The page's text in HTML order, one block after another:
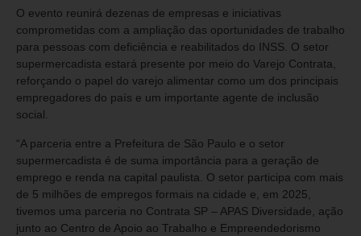
O evento reunirá dezenas de empresas e iniciativas
comprometidas com a ampliação das oportunidades de trabalho
para pessoas com deficiência e reabilitados do INSS. O setor
supermercadista estará presente por meio do Varejo Contrata,
reforçando o papel do varejo alimentar como um dos principais
empregadores do país e um importante agente de inclusão
social.
“A parceria entre a Prefeitura de São Paulo e o setor
supermercadista é de suma importância para a geração de
emprego e renda na capital paulista. O setor participa com mais
de 5 milhões de empregos formais na cidade e, em 2025,
tivemos uma parceria no Contrata SP – APAS Diversidade, ação
junto ao Centro de Apoio ao Trabalho e Empreendedorismo